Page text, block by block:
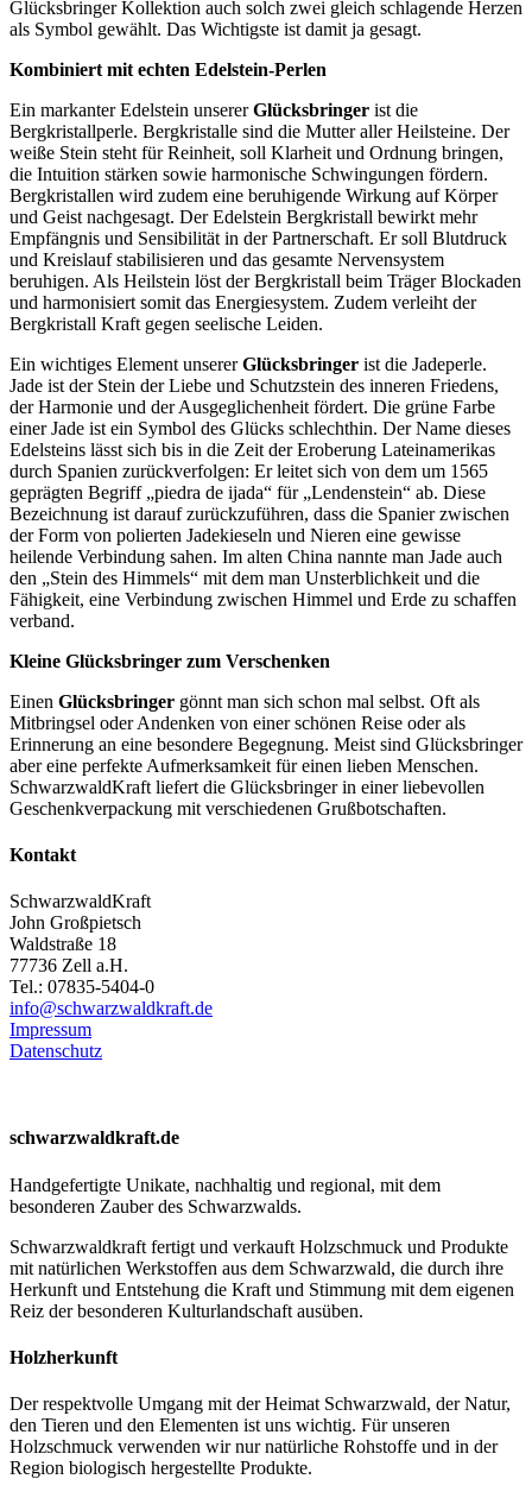
Glücksbringer Kollektion auch solch zwei gleich schlagende Herzen
als Symbol gewählt. Das Wichtigste ist damit ja gesagt.
Kombiniert mit echten Edelstein-Perlen
Ein markanter Edelstein unsererGlücksbringer ist die
Bergkristallperle. Bergkristalle sind die Mutter aller Heilsteine. Der
weiße Stein steht für Reinheit, soll Klarheit und Ordnung bringen,
die Intuition stärken sowie harmonische Schwingungen fördern.
Bergkristallen wird zudem eine beruhigende Wirkung auf Körper
und Geist nachgesagt. Der Edelstein Bergkristall bewirkt mehr
Empfängnis und Sensibilität in der Partnerschaft. Er soll Blutdruck
und Kreislauf stabilisieren und das gesamte Nervensystem
beruhigen. Als Heilstein löst der Bergkristall beim Träger Blockaden
und harmonisiert somit das Energiesystem. Zudem verleiht der
Bergkristall Kraft gegen seelische Leiden.
Ein wichtiges Element unsererGlücksbringer ist die Jadeperle.
Jade ist der Stein der Liebe und Schutzstein des inneren Friedens,
der Harmonie und der Ausgeglichenheit fördert. Die grüne Farbe
einer Jade ist ein Symbol des Glücks schlechthin. Der Name dieses
Edelsteins lässt sich bis in die Zeit der Eroberung Lateinamerikas
durch Spanien zurückverfolgen: Er leitet sich von dem um 1565
geprägten Begriff „piedra de ijada“ für „Lendenstein“ ab. Diese
Bezeichnung ist darauf zurückzuführen, dass die Spanier zwischen
der Form von polierten Jadekieseln und Nieren eine gewisse
heilende Verbindung sahen. Im alten China nannte man Jade auch
den „Stein des Himmels“ mit dem man Unsterblichkeit und die
Fähigkeit, eine Verbindung zwischen Himmel und Erde zu schaffen
verband.
Kleine Glücksbringer zum Verschenken
Einen Glücksbringer gönnt man sich schon mal selbst. Oft als
Mitbringsel oder Andenken von einer schönen Reise oder als
Erinnerung an eine besondere Begegnung. Meist sind Glücksbringer
aber eine perfekte Aufmerksamkeit für einen lieben Menschen.
SchwarzwaldKraft liefert die Glücksbringer in einer liebevollen
Geschenkverpackung mit verschiedenen Grußbotschaften.
Kontakt
SchwarzwaldKraft
John Großpietsch
Waldstraße 18
77736 Zell a.H.
Tel.: 07835-5404-0
info@schwarzwaldkraft.de
Impressum
Datenschutz
schwarzwaldkraft.de
Handgefertigte Unikate, nachhaltig und regional, mit dem
besonderen Zauber des Schwarzwalds.
Schwarzwaldkraft fertigt und verkauft Holzschmuck und Produkte
mit natürlichen Werkstoffen aus dem Schwarzwald, die durch ihre
Herkunft und Entstehung die Kraft und Stimmung mit dem eigenen
Reiz der besonderen Kulturlandschaft ausüben.
Holzherkunft
Der respektvolle Umgang mit der Heimat Schwarzwald, der Natur,
den Tieren und den Elementen ist uns wichtig. Für unseren
Holzschmuck verwenden wir nur natürliche Rohstoffe und in der
Region biologisch hergestellte Produkte.